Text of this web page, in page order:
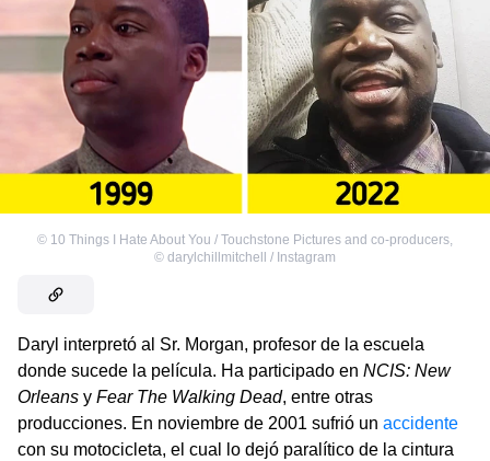
© 10 Things I Hate About You / Touchstone Pictures and co-producers,
© darylchillmitchell / Instagram
Daryl interpretó al Sr. Morgan, profesor de la escuela
donde sucede la película. Ha participado en NCIS: New
Orleans y Fear The Walking Dead, entre otras
producciones. En noviembre de 2001 sufrió un accidente
con su motocicleta, el cual lo dejó paralítico de la cintura